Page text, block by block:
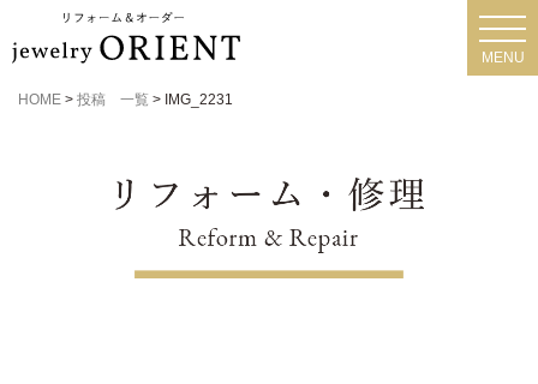
MENU
HOME > 投稿 一覧 > IMG_2231